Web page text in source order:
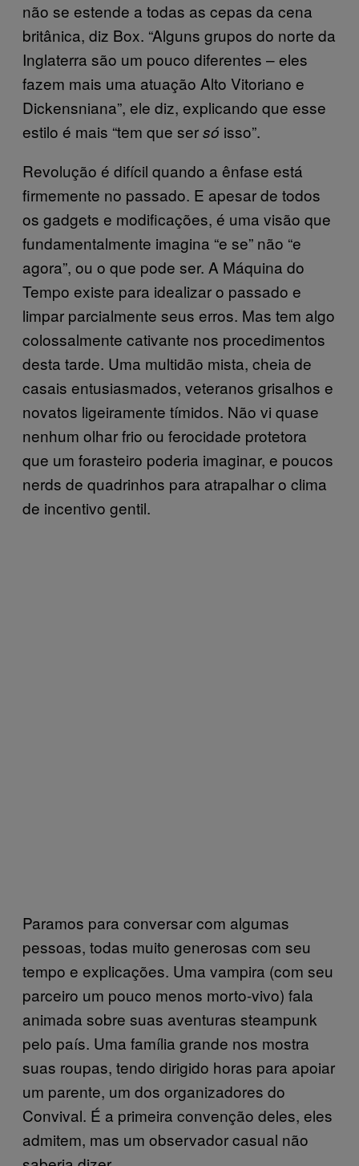
não se estende a todas as cepas da cena
britânica, diz Box. “Alguns grupos do norte da
Inglaterra são um pouco diferentes – eles
fazem mais uma atuação Alto Vitoriano e
Dickensniana”, ele diz, explicando que esse
estilo é mais “tem que sersó isso”.
Revolução é difícil quando a ênfase está
firmemente no passado. E apesar de todos
os gadgets e modificações, é uma visão que
fundamentalmente imagina “e se” não “e
agora”, ou o que pode ser. A Máquina do
Tempo existe para idealizar o passado e
limpar parcialmente seus erros. Mas tem algo
colossalmente cativante nos procedimentos
desta tarde. Uma multidão mista, cheia de
casais entusiasmados, veteranos grisalhos e
novatos ligeiramente tímidos. Não vi quase
nenhum olhar frio ou ferocidade protetora
que um forasteiro poderia imaginar, e poucos
nerds de quadrinhos para atrapalhar o clima
de incentivo gentil.
Paramos para conversar com algumas
pessoas, todas muito generosas com seu
tempo e explicações. Uma vampira (com seu
parceiro um pouco menos morto-vivo) fala
animada sobre suas aventuras steampunk
pelo país. Uma família grande nos mostra
suas roupas, tendo dirigido horas para apoiar
um parente, um dos organizadores do
Convival. É a primeira convenção deles, eles
admitem, mas um observador casual não